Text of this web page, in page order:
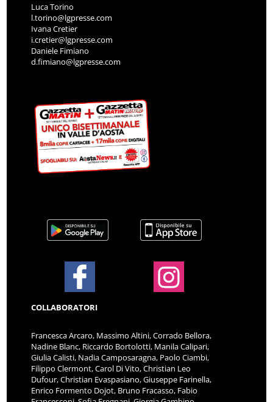
Luca Torino
l.torino@lgpresse.com
Ivana Cretier
i.cretier@lgpresse.com
Daniele Fimiano
d.fimiano@lgpresse.com
COLLABORATORI
Francesca Arcaro, Massimo Altini, Corrado Bellora,
Nadine Blanc, Riccardo Bortolotti, Manila Calipari,
Giulia Calisti, Nadia Camposaragna, Paolo Ciambi,
Filippo Clermont, Carol Di Vito, Christian Leo
Dufour, Christian Evaspasiano, Giuseppe Farinella,
Enrico Formento Dojot, Bruno Fracasso, Fabio